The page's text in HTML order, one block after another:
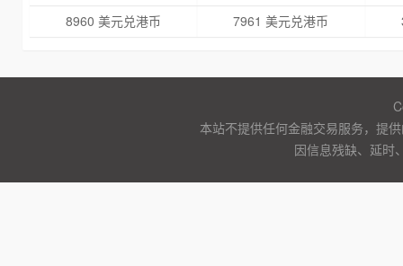
8960 美元兑港币
7961 美元兑港币
本站不提供任何金融交易服务，提
因信息残缺、延时